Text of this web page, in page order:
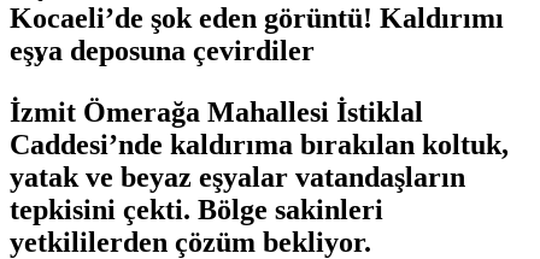
SAĞLIK
Kocaeli’de şok eden görüntü! Kaldırımı
eşya deposuna çevirdiler
İzmit Ömerağa Mahallesi İstiklal
Caddesi’nde kaldırıma bırakılan koltuk,
yatak ve beyaz eşyalar vatandaşların
tepkisini çekti. Bölge sakinleri
yetkililerden çözüm bekliyor.